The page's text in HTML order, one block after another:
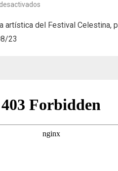
Celestina
artística del Festival Celestina,
23